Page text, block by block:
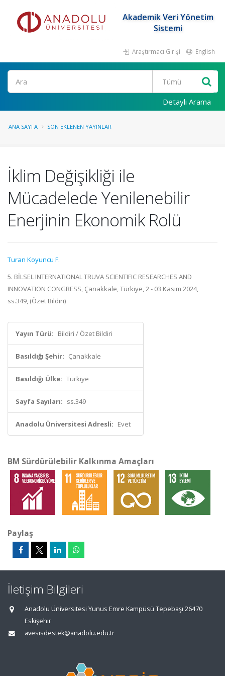
Akademik Veri Yönetim
Sistemi
Araştırmacı Girişi English
Ara
Detaylı Arama
ANA SAYFA SON EKLENEN YAYINLAR
İklim Değişikliği ile
Mücadelede Yenilenebilir
Enerjinin Ekonomik Rolü
Turan Koyuncu F.
5. BİLSEL INTERNATIONAL TRUVA SCIENTIFIC RESEARCHES AND
INNOVATION CONGRESS, Çanakkale, Türkiye, 2 - 03 Kasım 2024,
ss.349, (Özet Bildiri)
Yayın Türü: Bildiri / Özet Bildiri
Basıldığı Şehir: Çanakkale
Basıldığı Ülke: Türkiye
Sayfa Sayıları: ss.349
Anadolu Üniversitesi Adresli: Evet
BM Sürdürülebilir Kalkınma Amaçları
Paylaş
İletişim Bilgileri
Anadolu Üniversitesi Yunus Emre Kampüsü Tepebaşı 26470
Eskişehir
avesisdestek@anadolu.edu.tr